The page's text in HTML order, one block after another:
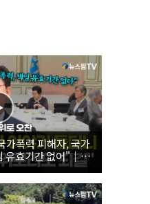
폭력 피해자, 국가
유효기간 없어"｜
위로 오찬